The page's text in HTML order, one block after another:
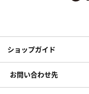
ショップガイド
お問い合わせ先